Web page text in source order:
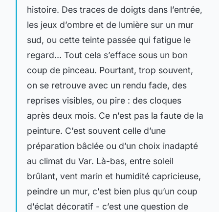
histoire. Des traces de doigts dans l’entrée,
les jeux d’ombre et de lumière sur un mur
sud, ou cette teinte passée qui fatigue le
regard… Tout cela s’efface sous un bon
coup de pinceau. Pourtant, trop souvent,
on se retrouve avec un rendu fade, des
reprises visibles, ou pire : des cloques
après deux mois. Ce n’est pas la faute de la
peinture. C’est souvent celle d’une
préparation bâclée ou d’un choix inadapté
au climat du Var. Là-bas, entre soleil
brûlant, vent marin et humidité capricieuse,
peindre un mur, c’est bien plus qu’un coup
d’éclat décoratif - c’est une question de